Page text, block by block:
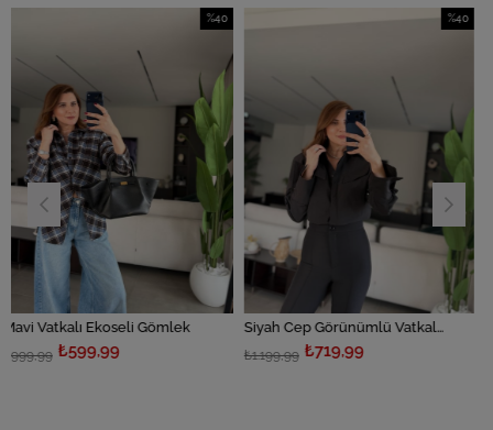
Gömlek
%40İndirim
Siyah Cep Görünümlü Vatkalı Gömlek
₺719,99